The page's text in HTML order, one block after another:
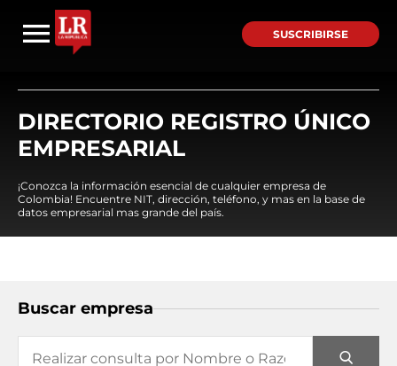
SUSCRIBIRSE
DIRECTORIO REGISTRO ÚNICO
EMPRESARIAL
¡Conozca la información esencial de cualquier empresa de
Colombia! Encuentre NIT, dirección, teléfono, y mas en la base de
datos empresarial mas grande del país.
Buscar empresa